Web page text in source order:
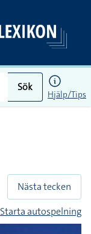
Sök
Hjälp/Tips
Nästa tecken
Starta autospelning